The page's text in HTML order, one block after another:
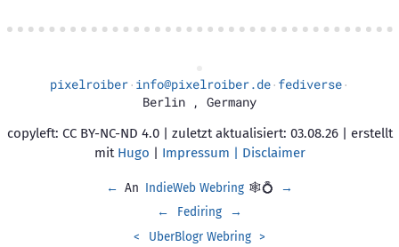
pixelroiber· info@pixelroiber.de· fediverse·
Berlin , Germany
copyleft: CC BY-NC-ND 4.0 | zuletzt aktualisiert: 03.08.26 | erstellt
mit Hugo | Impressum | Disclaimer
← An IndieWeb Webring 🕸💍
→
←
Fediring
→
<
UberBlogr Webring >